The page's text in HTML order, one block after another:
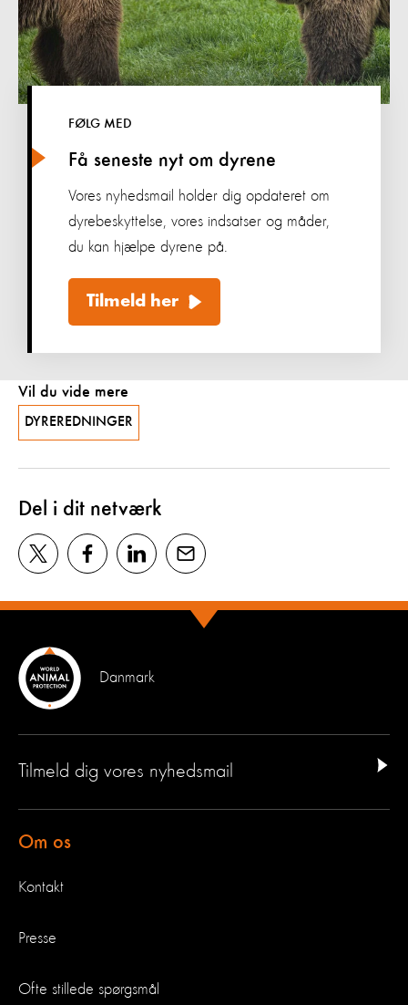
Få seneste nyt om dyrene
FØLG MED
Vores nyhedsmail holder dig opdateret om
dyrebeskyttelse, vores indsatser og måder,
du kan hjælpe dyrene på.
Tilmeld her
Vil du vide mere
DYREREDNINGER
Del i dit netværk
Danmark
Tilmeld dig vores nyhedsmail
Om os
Kontakt
Presse
Ofte stillede spørgsmål